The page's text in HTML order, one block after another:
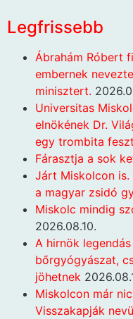
Legfrissebb
Ábrahám Róbert
embernek
minisztert.
Universitas
elnökének Dr.
egy trombita
Fárasztja a sok
Járt Miskolcon
a magyar zsidó
Miskolc mindig
2026.08.10.
A hirnök
bőrgyógyászat,
jöhetnek
Miskolcon már
Visszakapják